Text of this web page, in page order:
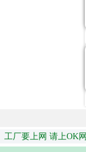
工厂要上网 请上OK网